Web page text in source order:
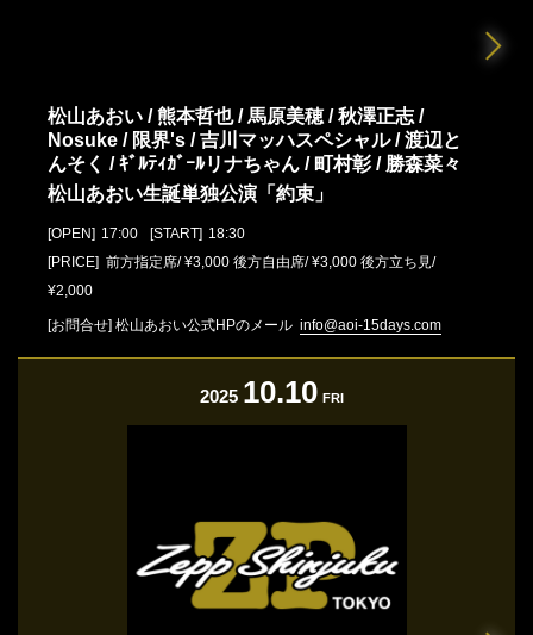
松山あおい / 熊本哲也 / 馬原美穂 / 秋澤正志 /
Nosuke / 限界's / 吉川マッハスペシャル / 渡辺と
んそく / ｷﾞﾙﾃｨｶﾞｰﾙリナちゃん / 町村彰 / 勝森菜々
松山あおい生誕単独公演「約束」
[OPEN] 17:00 [START] 18:30
[PRICE] 前方指定席/ ¥3,000 後方自由席/ ¥3,000 後方立ち見/
¥2,000
[お問合せ] 松山あおい公式HPのメール info@aoi-15days.com
2025 10.10 FRI